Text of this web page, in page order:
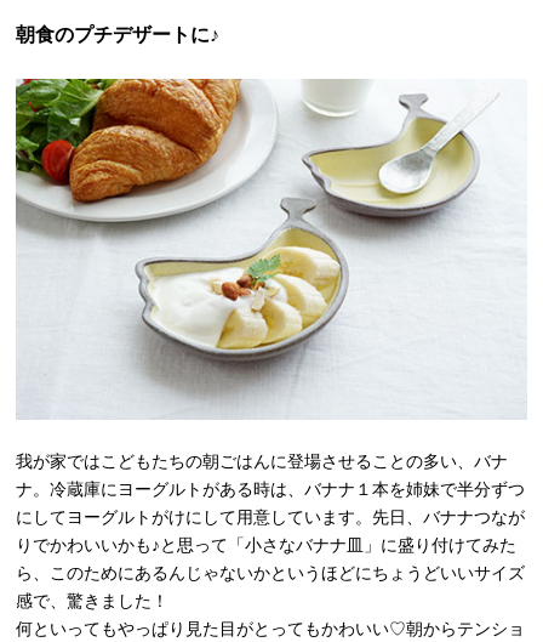
朝食のプチデザートに♪
我が家ではこどもたちの朝ごはんに登場させることの多い、バナ
ナ。冷蔵庫にヨーグルトがある時は、バナナ１本を姉妹で半分ずつ
にしてヨーグルトがけにして用意しています。先日、バナナつなが
りでかわいいかも♪と思って「小さなバナナ皿」に盛り付けてみた
ら、このためにあるんじゃないかというほどにちょうどいいサイズ
感で、驚きました！
何といってもやっぱり見た目がとってもかわいい♡朝からテンショ